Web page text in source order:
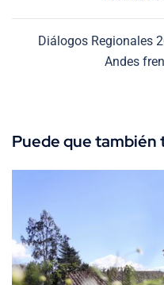
Diálogos Regionales
Andes
Puede que también